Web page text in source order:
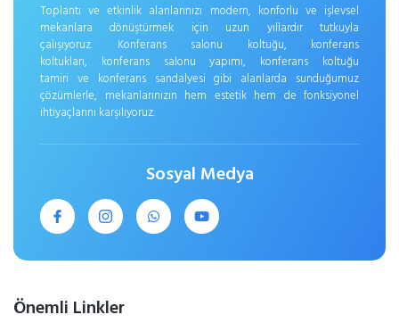
Toplantı ve etkinlik alanlarınızı modern, konforlu ve işlevsel
mekanlara dönüştürmek için uzun yıllardır tutkuyla
çalışıyoruz. Konferans salonu koltuğu, konferans
koltukları, konferans salonu yapımı, konferans koltuğu
tamiri ve konferans sandalyesi gibi alanlarda sunduğumuz
çözümlerle, mekanlarınızın hem estetik hem de fonksiyonel
ihtiyaçlarını karşılıyoruz.
Sosyal Medya
Önemli Linkler